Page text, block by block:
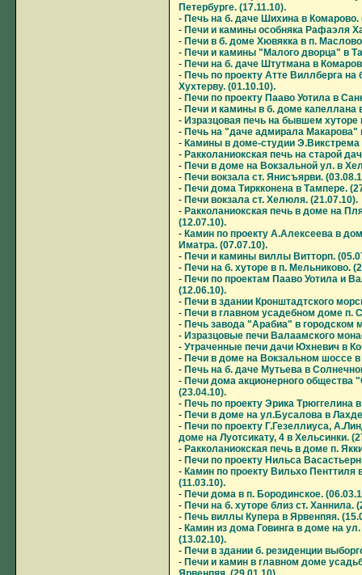
Петербурге. (17.11.10).
- Печь на б. даче Шихина в Комарово.
- Печи и камины особняка Рафаэля
- Печи в б. доме Хювякка в п.
- Печи и камины "Малого дворца" в
- Печи на б. даче Штутмана в
- Печь по проекту Атте Виллберга на
Хухтерву. (01.10.10).
- Печи по проекту Пааво Уотила в
- Печи и камины в б. доме капеллана
- Изразцовая печь на бывшем хуторе
- Печь на "даче адмирала Макарова"
- Камины в доме-студии Э.Викстрема
- Ракколаниокская печь на старой
- Печи в доме на Вокзальной ул. в
- Печи вокзала ст. Янисъярви.
- Печи дома Тиркконена в Тампере.
- Печи вокзала ст. Хелюля. (21.07.10).
- Ракколаниокская печь в доме на
(12.07.10).
- Камин по проекту А.Алексеева в
Иматра. (07.07.10).
- Печи и камины виллы Витторп.
- Печи на б. хуторе в п. Мельниково.
- Печи по проектам Пааво Уотила и
(12.06.10).
- Печи в здании Кронштадтского
- Печи в главном усадебном доме п.
- Печь завода "Арабиа" в городском
- Изразцовые печи Валаамского
- Утраченные печи дачи Юхневич в
- Печи в доме на Вокзальном шоссе
- Печь на б. даче Мутьева в
- Печи дома акционерного общества
(23.04.10).
- Печь по проекту Эрика Трюггелина
- Печи в доме на ул.Бусалова в
- Печи по проекту Г.Гезеллиуса,
доме на Луотсикату, 4 в Хельсинки.
- Ракколаниокская печь в доме п.
- Печи по проекту Нильса
- Камин по проекту Вильхо
(11.03.10).
- Печи дома в п. Бородинское.
- Печи на б. хуторе близ ст. Ханнила.
- Печь виллы Купера в Ярвенпяя.
- Камин из дома Говинга в доме на
(13.02.10).
- Печи в здании б. резиденции
- Печи и камин в главном доме